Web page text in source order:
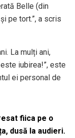
Belle (din
pe tort.”, a scris
La mulți ani,
iubirea!”, este
ei personal de
fiica pe o
dusă la audieri.